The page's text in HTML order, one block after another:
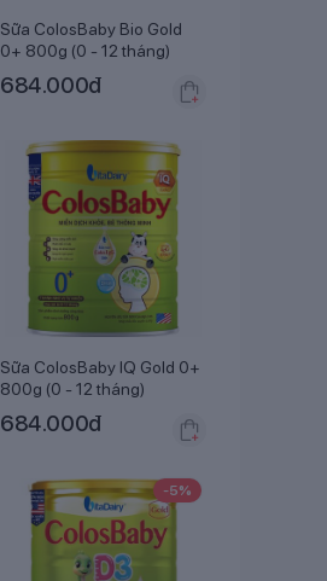
Sữa ColosBaby Bio Gold
0+ 800g (0 - 12 tháng)
684.000đ
Sữa ColosBaby IQ Gold 0+
800g (0 - 12 tháng)
684.000đ
-5%